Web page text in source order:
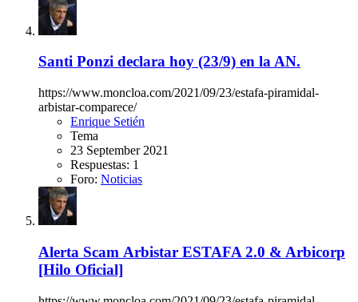
Santi Ponzi declara hoy (23/9) en la AN.
https://www.moncloa.com/2021/09/23/estafa-piramidal-
arbistar-comparece/
Enrique Setién
Tema
23 September 2021
Respuestas: 1
Foro: Noticias
Alerta Scam Arbistar ESTAFA 2.0 & Arbicorp
[Hilo Oficial]